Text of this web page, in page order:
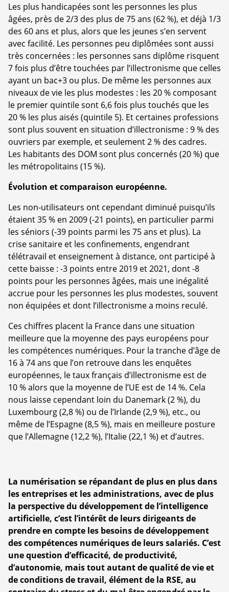
Les plus handicapées sont les personnes les plus
âgées, près de 2/3 des plus de 75 ans (62 %), et déjà 1/3
des 60 ans et plus, alors que les jeunes s’en servent
avec facilité. Les personnes peu diplômées sont aussi
très concernées : les personnes sans diplôme risquent
7 fois plus d’être touchées par l’illectronisme que celles
ayant un bac+3 ou plus. De même les personnes aux
niveaux de vie les plus modestes : les 20 % composant
le premier quintile sont 6,6 fois plus touchés que les
20 % les plus aisés (quintile 5). Et certaines professions
sont plus souvent en situation d’illectronisme : 9 % des
ouvriers par exemple, et seulement 2 % des cadres.
Les habitants des DOM sont plus concernés (20 %) que
les métropolitains (15 %).
Évolution et comparaison européenne.
Les non-utilisateurs ont cependant diminué puisqu’ils
étaient 35 % en 2009 (-21 points), en particulier parmi
les séniors (-39 points parmi les 75 ans et plus). La
crise sanitaire et les confinements, engendrant
télétravail et enseignement à distance, ont participé à
cette baisse : -3 points entre 2019 et 2021, dont -8
points pour les personnes âgées, mais une inégalité
accrue pour les personnes les plus modestes, souvent
non équipées et dont l’illectronisme a moins reculé.
Ces chiffres placent la France dans une situation
meilleure que la moyenne des pays européens pour
les compétences numériques. Pour la tranche d’âge de
16 à 74 ans que l’on retrouve dans les enquêtes
européennes, le taux français d’illectronisme est de
10 % alors que la moyenne de l’UE est de 14 %. Cela
nous laisse cependant loin du Danemark (2 %), du
Luxembourg (2,8 %) ou de l’Irlande (2,9 %), etc., ou
même de l’Espagne (8,5 %), mais en meilleure posture
que l’Allemagne (12,2 %), l’Italie (22,1 %) et d’autres.
La numérisation se répandant de plus en plus dans
les entreprises et les administrations, avec de plus
la perspective du développement de l’intelligence
artificielle, c’est l’intérêt de leurs dirigeants de
prendre en compte les besoins de développement
des compétences numériques de leurs salariés. C’est
une question d’efficacité, de productivité,
d’autonomie, mais tout autant de qualité de vie et
de conditions de travail, élément de la RSE, au